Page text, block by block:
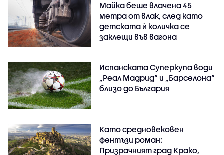
Майка беше влачена 45
метра от влак, след като
детската ѝ количка се
заклещи във вагона
Испанската Суперкупа води
„Реал Мадрид“ и „Барселона“
близо до България
Като средновековен
фентъзи роман:
Призрачният град Крако,